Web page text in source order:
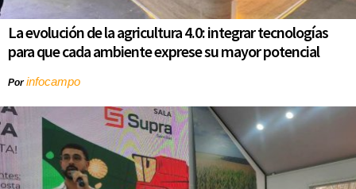
La evolución de la agricultura 4.0: integrar tecnologías
para que cada ambiente exprese su mayor potencial
Porinfocampo